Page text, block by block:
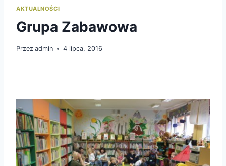
AKTUALNOŚCI
Grupa Zabawowa
Przez admin 4 lipca, 2016